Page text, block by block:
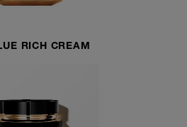
RICH CREAM